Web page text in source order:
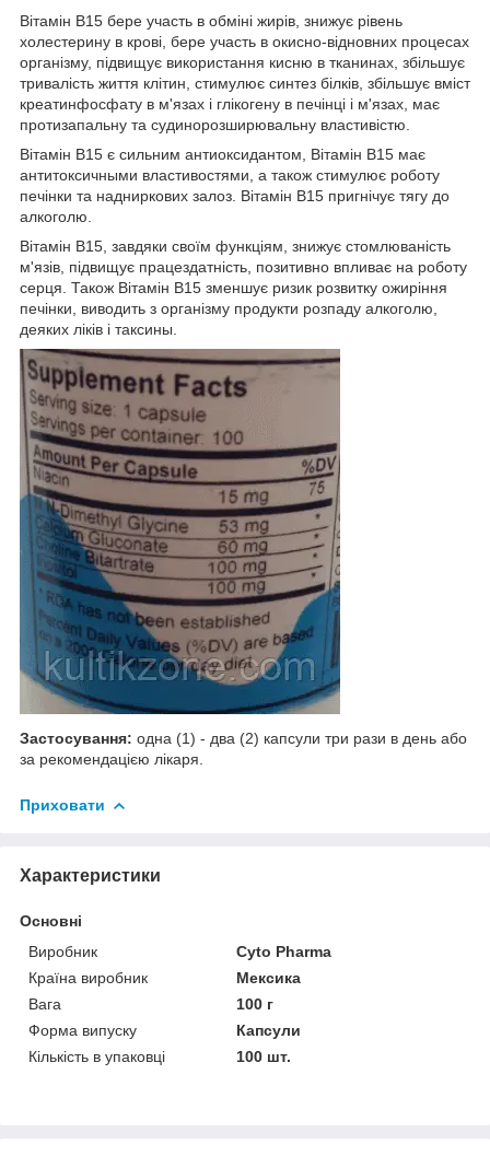
Вітамін В15 бере участь в обміні жирів, знижує рівень
холестерину в крові, бере участь в окисно-відновних процесах
організму, підвищує використання кисню в тканинах, збільшує
тривалість життя клітин, стимулює синтез білків, збільшує вміст
креатинфосфату в м'язах і глікогену в печінці і м'язах, має
протизапальну та судинорозширювальну властивістю.
Вітамін В15 є сильним антиоксидантом, Вітамін В15 має
антитоксичными властивостями, а також стимулює роботу
печінки та надниркових залоз. Вітамін В15 пригнічує тягу до
алкоголю.
Вітамін В15, завдяки своїм функціям, знижує стомлюваність
м'язів, підвищує працездатність, позитивно впливає на роботу
серця. Також Вітамін В15 зменшує ризик розвитку ожиріння
печінки, виводить з організму продукти розпаду алкоголю,
деяких ліків і таксины.
Застосування: одна (1) - два (2) капсули три рази в день або
за рекомендацією лікаря.
Приховати
Характеристики
Основні
Виробник
Cyto Pharma
Країна виробник
Мексика
Вага
100 г
Форма випуску
Капсули
Кількість в упаковці
100 шт.